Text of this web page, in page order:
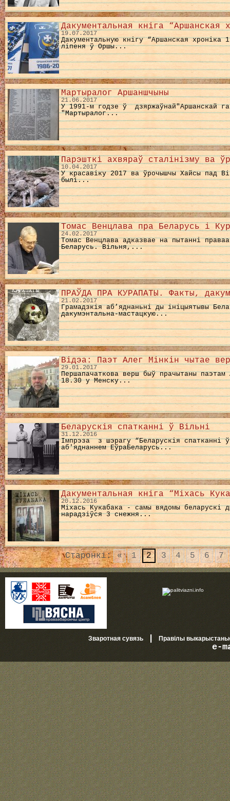
Дакументальная кніга “Аршанская
19.07.2017
Дакументальную кнігу “Аршанская
ліпеня ў Оршы...
Мартыралог Аршаншчыны
21.06.2017
У 1991-м годзе ў дзяржаўнай"Аршанскай
"Мартыралог...
Парэшткі ахвяраў сталінізму ва
10.04.2017
У красавіку 2017 ва ўрочышчы Хайсы пад
былі...
Томас Венцлава пра Беларусь і
24.02.2017
Томас Венцлава адказвае на пытанні
Беларусь. Вільня,...
ПРАЎДА ПРА КУРАПАТЫ. Факты,
21.02.2017
Грамадзкія аб’яднаньні ды ініцыятывы
дакумэнтальна-мастацкую...
Відэа: Паэт Алег Мінкін чытае
29.01.2017
Першапачаткова верш быў прачытаны
18.30 у Менску...
Беларускiя спатканнi ў Вiльнi
31.12.2016
Імпрэза з шэрагу “Беларускія спатканні
аб'яднаннем ЕўраБеларусь...
Дакументальная кніга “Міхась
20.12.2016
Міхась Кукабака - самы вядомы беларускі
нарадзіўся 3 снежня...
Старонкі: « 1 2 3 4 5 6 7
Зваротная сувязь| Правілы
e-